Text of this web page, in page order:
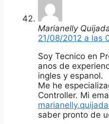
Marianelly
21/08/2012 a las
Soy Tecnico en
anos de
ingles y espanol.
Me he
Controller. Mi
saber pronto de